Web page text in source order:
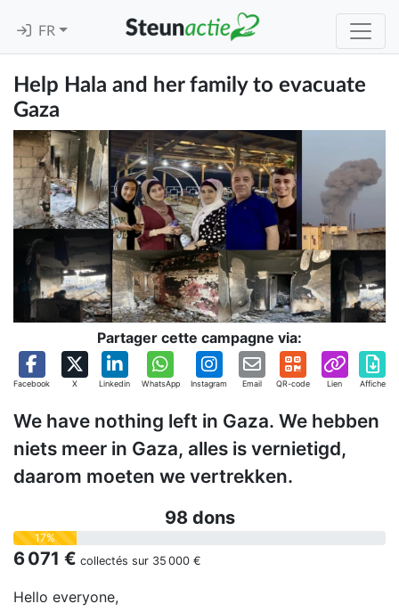
FR
Help Hala and her family to evacuate
Gaza
Partager cette campagne via:
Facebook X Linkedin WhatsApp Instagram Email QR-code Lien Affiche
We have nothing left in Gaza. We hebben
niets meer in Gaza, alles is vernietigd,
daarom moeten we vertrekken.
98 dons
17%
6 071 € collectés sur 35 000 €
Hello everyone,